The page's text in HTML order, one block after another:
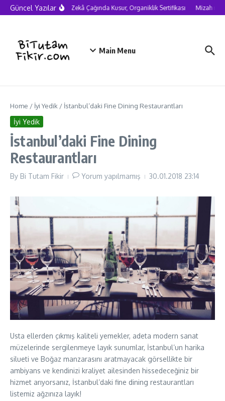
Skip to content
Güncel YazılarYapay Zekâ Çağında Kusur, Organiklik Sertifikası Mizah
Main Menu
Home / İyi Yedik / İstanbul’daki Fine Dining Restaurantları
İyi Yedik
İstanbul’daki Fine Dining
Restaurantları
By Bi Tutam Fikir Yorum yapılmamış 30.01.2018 23:14
Usta ellerden çıkmış kaliteli yemekler, adeta modern sanat
müzelerinde sergilenmeye layık sunumlar, İstanbul’un harika
silueti ve Boğaz manzarasını aratmayacak görsellikte bir
ambiyans ve kendinizi kraliyet ailesinden hissedeceğiniz bir
hizmet arıyorsanız, İstanbul’daki fine dining restaurantları
listemiz ağzınıza layık!